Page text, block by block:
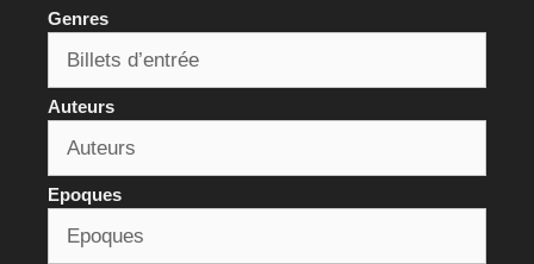
Genres
Auteurs
Epoques